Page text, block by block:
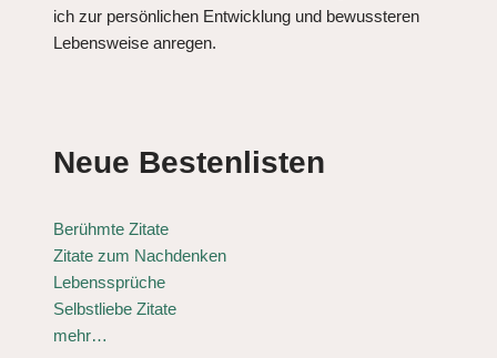
ich zur persönlichen Entwicklung und bewussteren
Lebensweise anregen.
Neue Bestenlisten
Berühmte Zitate
Zitate zum Nachdenken
Lebenssprüche
Selbstliebe Zitate
mehr…